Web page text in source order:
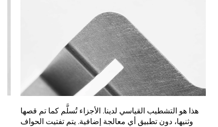
هذا هو التشطيب القياسي لدينا. الأجزاء تُسلَّم كما تم قصها
وثنيها، دون تطبيق أي معالجة إضافية. يتم تفتيت الحواف